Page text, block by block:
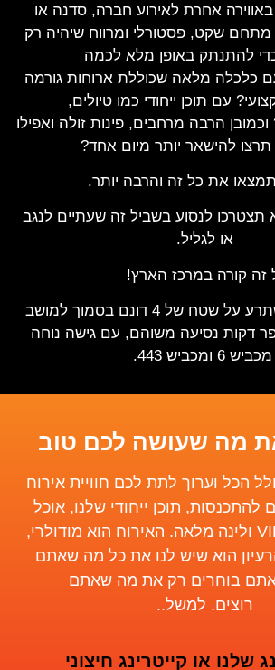
אחרת לאירוע חברה, סדנה או
שקט,פסטורלי ומרווח שיהיה רק
להתנתק באופן מלא לכמה
מלאה שכוללת ארוחות גורמה
עם תוכן ייחודי כמו טיולים,
הרבה מרחבים, פינות זולה ואפילו
להישאר יותר מיום אחד?
את כל זה והרבה יותר.
תצטרכו לנסוע בשביל זה שעתיים לנגב
או לגליל.
זה קורה במרכז הארץ!
על שטח של4 דונם בסמוך למושב
דקות נסיעה משוהם, עם גישה נוחה
מכביש 6 ומכביש 443.
מה שעושה לכם טוב
הכל וערוך לתת לכם חוויית אירוח
תוכן ייחודי שלנו, אוכל
ולינה מלאה. האירוח הוא מודולרי,
הוא שיש לנו את כל מה שאתם
בוחרים רק את מה שאתם
רוצים. למשל..
שלנו או קייטרינג חיצוני